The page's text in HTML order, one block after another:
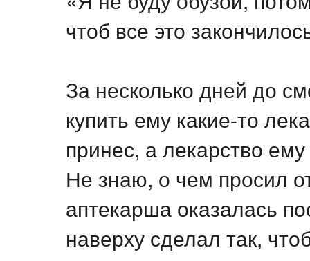
чтоб все это
За несколько дней до
купить ему какие-то
принес, а лекарство
Не знаю, о чем просил
аптекарша оказалась
наверху сделал так,